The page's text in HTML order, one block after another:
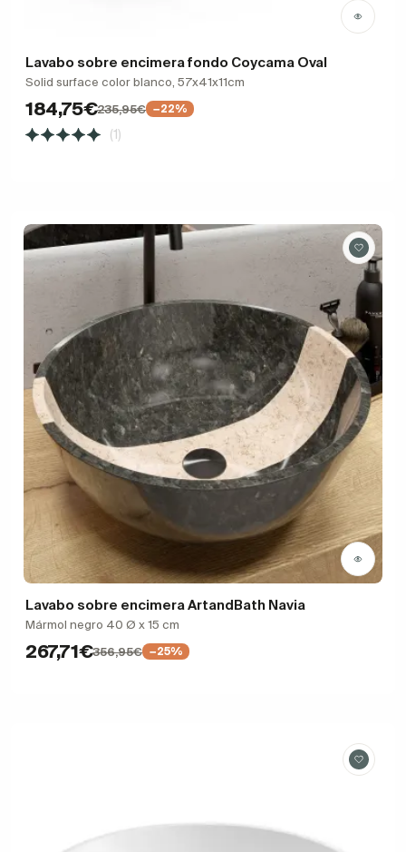
Lavabo sobre encimera fondo Coycama Oval
Solid surface color blanco, 57x41x11cm
184,75€235,95€ −22%
(1)
Lavabo sobre encimera ArtandBath Navia
Mármol negro 40 Ø x 15 cm
267,71€356,95€ −25%